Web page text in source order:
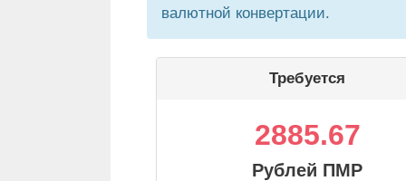
валютной конвертации.
Требуется
2885.67
Рублей ПМР